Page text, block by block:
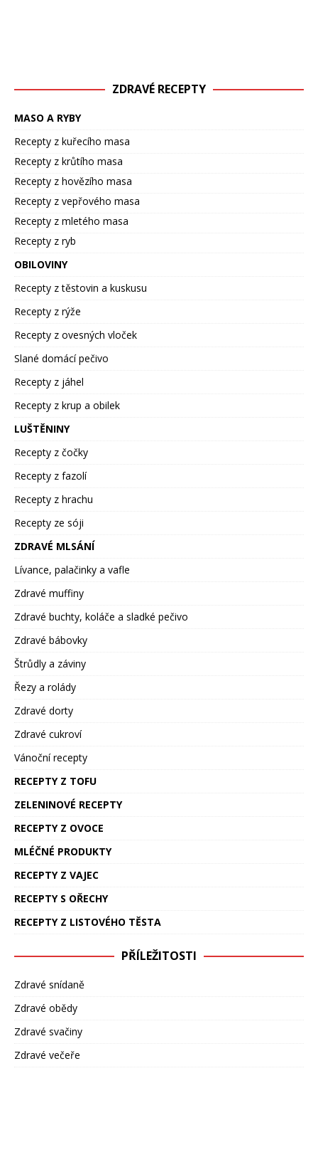
ZDRAVÉ RECEPTY
MASO A RYBY
Recepty z kuřecího masa
Recepty z krůtího masa
Recepty z hovězího masa
Recepty z vepřového masa
Recepty z mletého masa
Recepty z ryb
OBILOVINY
Recepty z těstovin a kuskusu
Recepty z rýže
Recepty z ovesných vloček
Slané domácí pečivo
Recepty z jáhel
Recepty z krup a obilek
LUŠTĚNINY
Recepty z čočky
Recepty z fazolí
Recepty z hrachu
Recepty ze sóji
ZDRAVÉ MLSÁNÍ
Lívance, palačinky a vafle
Zdravé muffiny
Zdravé buchty, koláče a sladké pečivo
Zdravé bábovky
Štrůdly a záviny
Řezy a rolády
Zdravé dorty
Zdravé cukroví
Vánoční recepty
RECEPTY Z TOFU
ZELENINOVÉ RECEPTY
RECEPTY Z OVOCE
MLÉČNÉ PRODUKTY
RECEPTY Z VAJEC
RECEPTY S OŘECHY
RECEPTY Z LISTOVÉHO TĚSTA
PŘÍLEŽITOSTI
Zdravé snídaně
Zdravé obědy
Zdravé svačiny
Zdravé večeře